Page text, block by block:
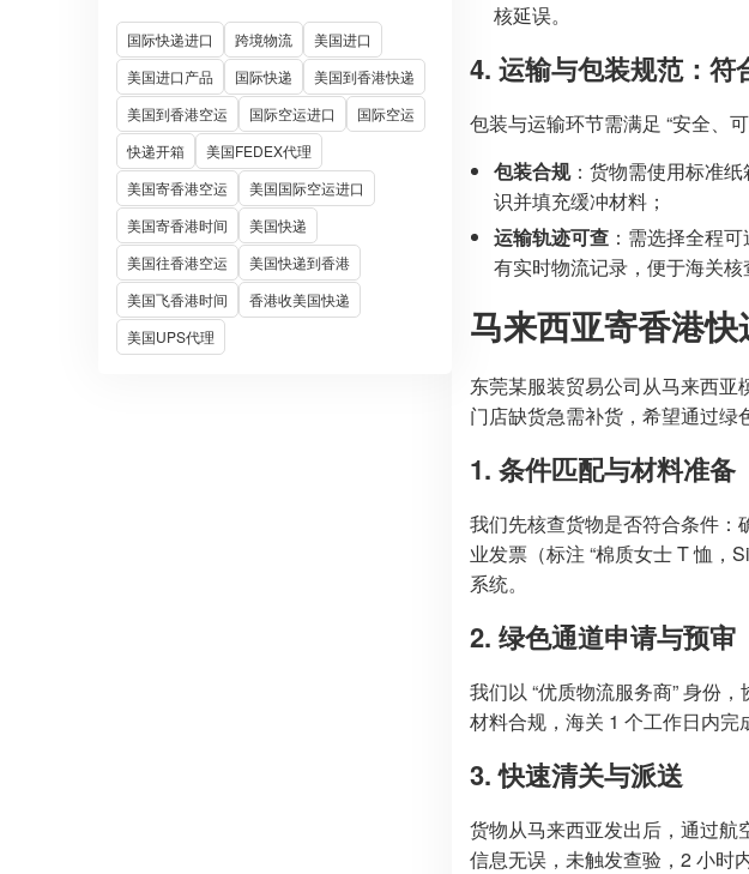
国际快递进口 跨境物流
美国进口
美国进口产品
国际快递
美国到香港快递
美国到香港空运
国际空运进口
国际空运
快递开箱
美国FEDEX代理
美国寄香港空运
美国国际空运进口
美国寄香港时间
美国快递
美国往香港空运
美国快递到香港
美国飞香港时间
香港收美国快递
美国UPS代理
核延误。
4. 运输与包装规范：符
包装与运输环节需满足 “安全、可
包装合规：货物需使用标准
识并填充缓冲材料；
运输轨迹可查 ：需选择全程
有实时物流记录，便于海关核
马来西亚寄香港
东莞某服装贸易公司从马来西
门店缺货急需补货，希望通过绿
1. 条件匹配与材料准备
我们先核查货物是否符合条件
业发票（标注 “棉质女士 T 恤，
系统。
2. 绿色通道申请与预审
我们以 “优质物流服务商” 身份
材料合规，海关 1 个工作日内完
3. 快速清关与派送
货物从马来西亚发出后，通过航
信息无误，未触发查验，2 小时